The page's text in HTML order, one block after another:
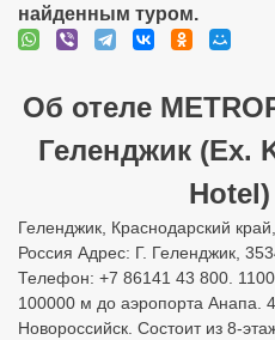
найденным туром.
Об отеле
Геленджик (Ex.
Hotel)
Геленджик, Краснодарский
Россия Адрес: Г. Геленджик,
Телефон: +7 86141 43 800.
100000 м до аэропорта Анапа.
Новороссийск. Состоит из 8-